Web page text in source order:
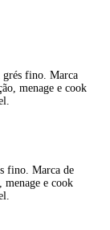
grés fino. Marca
menage e cook
fino. Marca de
menage e cook